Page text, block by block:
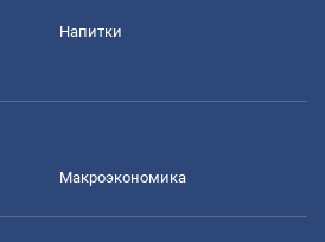
Напитки
Mакроэкономика